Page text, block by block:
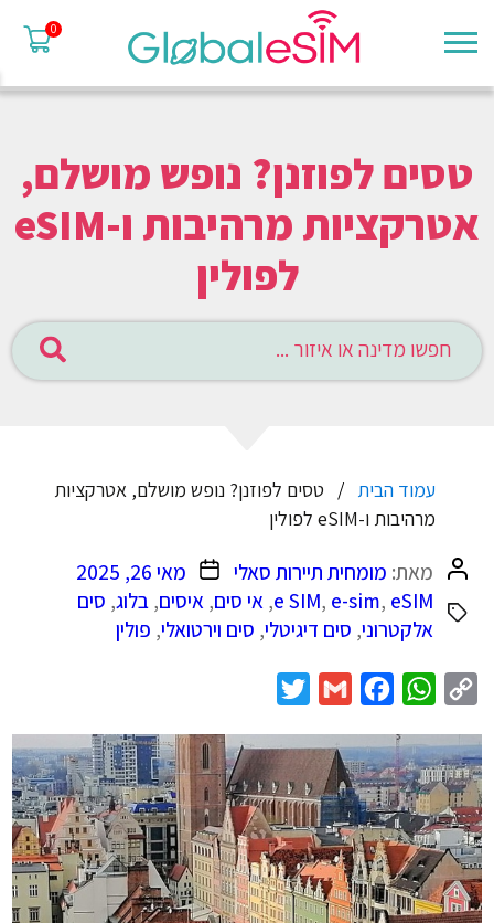
0
טסים לפוזנן? נופש מושלם,
אטרקציות מרהיבות ו-eSIM
לפולין
עמוד הבית
טסים לפוזנן? נופש מושלם, אטרקציות
מרהיבות ו-eSIM לפולין
המחבר
הפוסט
מאת: מומחית תיירות סאלי תאריך
פוסט
מאי 26, 2025
e SIM, e-sim, eSIM
, אי סים, איסים,בלוג, סים
אלקטרוני, סים דיגיטלי, סים וירטואלי, פולין
Copy
WhatsApp
Facebook
Gmail